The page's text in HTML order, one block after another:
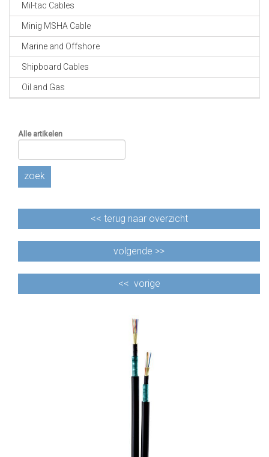
FIBER CABLE
GE-ASSEMBLEERDE
CABLE EQUIPEMENTS
Mil-tac Cables
Minig MSHA Cable
Marine and Offshore
Shipboard Cables
Oil and Gas
Alle artikelen
zoek
<< terug naar overzicht
volgende >>
<< vorige